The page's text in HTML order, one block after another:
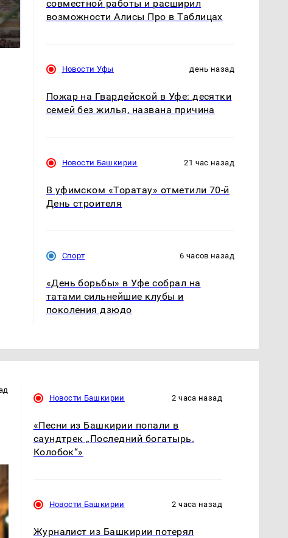
В ОАЭ произошло
жестокое убийство
Все новости по
совместной работы и расширил
возможности Алисы Про в Таблицах
Новости Уфы день назад
Пожар на Гвардейской в Уфе: десятки
семей без жилья, названа причина
Новости Башкирии 21 час назад
В уфимском «Торатау» отметили 70-й
День строителя
Спорт 6 часов назад
«День борьбы» в Уфе собрал на
татами сильнейшие клубы и
поколения дзюдо
Новости Башкирии 2 часа назад
«Песни из Башкирии попали в
саундтрек „Последний богатырь.
Колобок“»
Новости Башкирии 2 часа назад
Журналист из Башкирии потерял